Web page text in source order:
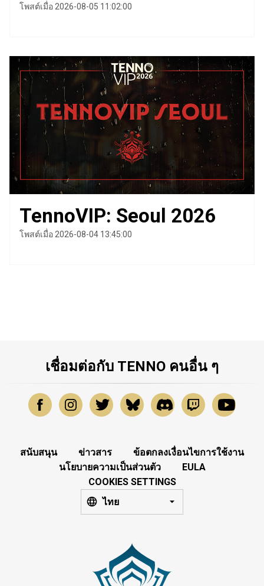
โพสต์เมื่อ 2026-08-05 11:02:00
TennoVIP: Seoul 2026
โพสต์เมื่อ 2026-08-04 13:45:00
เชื่อมต่อกับ TENNO คนอื่น ๆ
สนับสนุน ข่าวสาร
ข้อตกลงเงื่อนไขการใช้งาน
นโยบายความเป็นส่วนตัว
EULA
COOKIES SETTINGS
ไทย